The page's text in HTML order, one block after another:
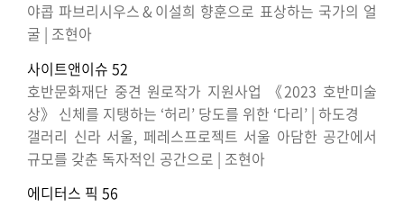
야콥 파브리시우스 & 이설희 향훈으로 표상하는 국가의 얼
굴 | 조현아
사이트앤이슈 52
호반문화재단 중견 원로작가 지원사업 《2023 호반미술
상》 신체를 지탱하는 ‘허리’ 당도를 위한 ‘다리’ | 하도경
갤러리 신라 서울, 페레스프로젝트 서울 아담한 공간에서
규모를 갖춘 독자적인 공간으로 | 조현아
에디터스 픽 56